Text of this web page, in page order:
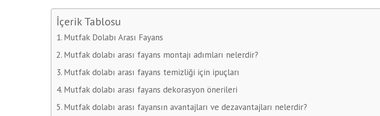
İçerik Tablosu
Mutfak Dolabı Arası Fayans
Mutfak dolabı arası fayans montajı adımları nelerdir?
Mutfak dolabı arası fayans temizliği için ipuçları
Mutfak dolabı arası fayans dekorasyon önerileri
Mutfak dolabı arası fayansın avantajları ve dezavantajları nelerdir?